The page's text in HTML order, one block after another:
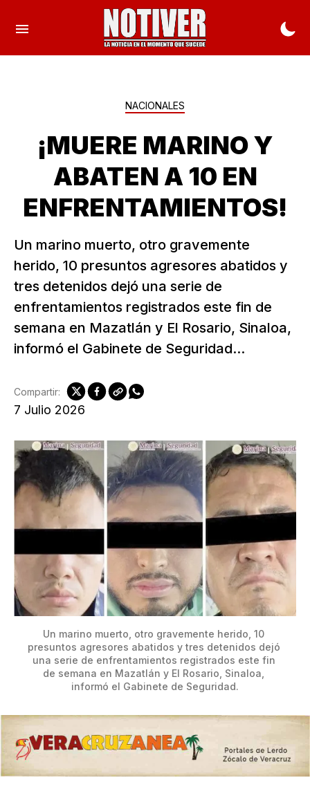
NACIONALES
¡MUERE MARINO Y
ABATEN A 10 EN
ENFRENTAMIENTOS!
Un marino muerto, otro gravemente
herido, 10 presuntos agresores abatidos y
tres detenidos dejó una serie de
enfrentamientos registrados este fin de
semana en Mazatlán y El Rosario, Sinaloa,
informó el Gabinete de Seguridad...
7 Julio 2026
Compartir:
Un marino muerto, otro gravemente herido, 10
presuntos agresores abatidos y tres detenidos dejó
una serie de enfrentamientos registrados este fin
de semana en Mazatlán y El Rosario, Sinaloa,
informó el Gabinete de Seguridad.